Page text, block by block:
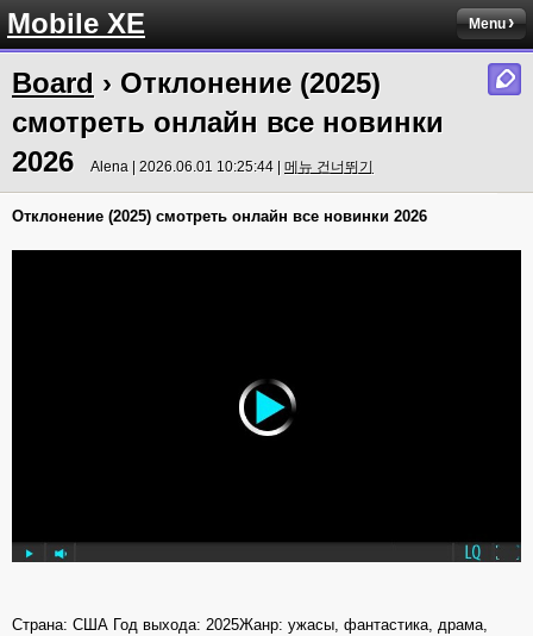
Mobile XE Menu
Board › Отклонение (2025)
смотреть онлайн все новинки
2026
Alena | 2026.06.01 10:25:44 | 메뉴 건너뛰기
Отклонение (2025) смотреть онлайн все новинки 2026
Страна: США Год выхода: 2025Жанр: ужасы, фантастика, драма,